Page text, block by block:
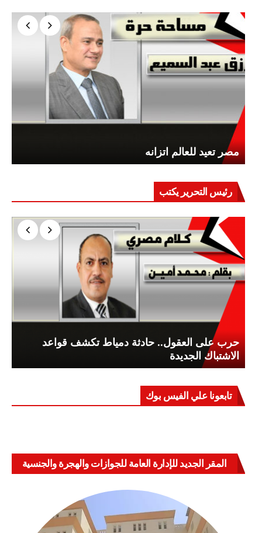
مصر تعيد للعالم اتزانه
رئيس التحرير يكتب
حرب على العقول.. حادثة دمياط تكشف قواعد
الاشتباك الجديدة
تابعونا علي الفيس بوك
المقر الجديد للإدارة العامة للجوازات والهجرة والجنسية